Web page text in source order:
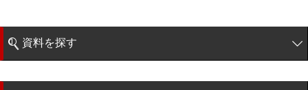
藩政文書
資料を探す